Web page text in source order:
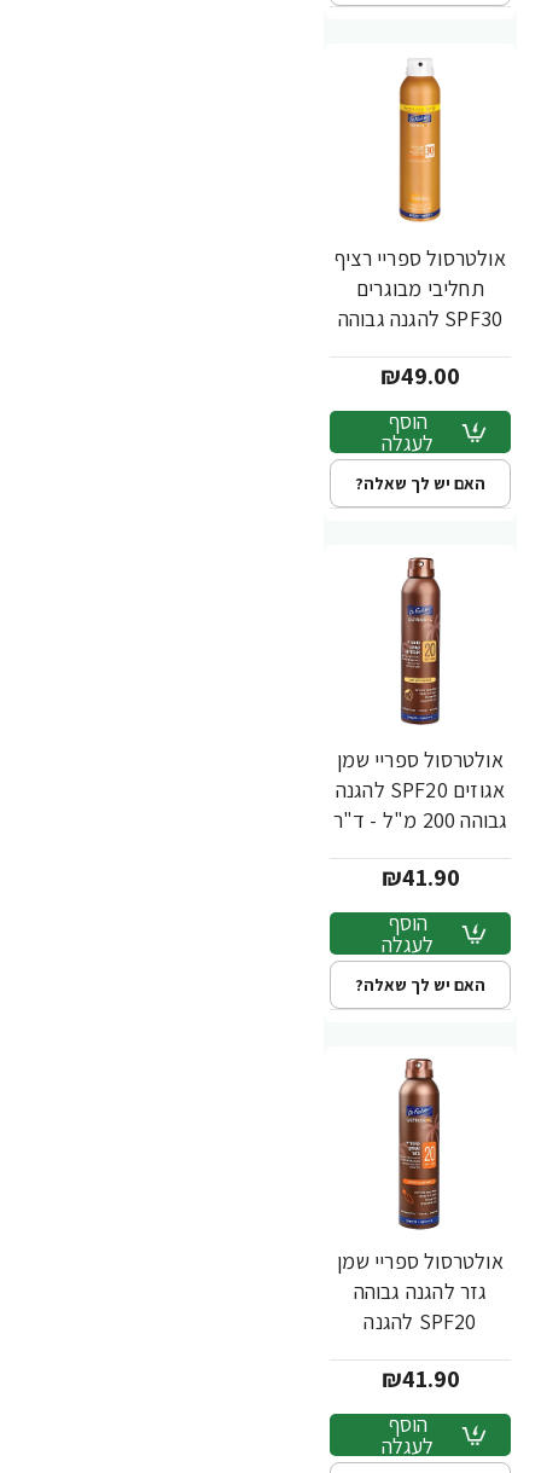
אולטרסול ספריי רציף
תחליבי מבוגרים
SPF30 להגנה גבוהה
Fischer
₪49.00
הוסף
לעגלה
האם יש לך שאלה?
אולטרסול ספריי שמן
אגוזים SPF20 להגנה
גבוהה 200 מ"ל - ד"ר
₪41.90
הוסף
לעגלה
האם יש לך שאלה?
אולטרסול ספריי שמן
גזר להגנה גבוהה
SPF20 להגנה
ד"ר פישר
₪41.90
הוסף
לעגלה